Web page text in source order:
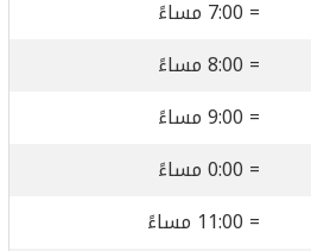
= 7:00 مساءً
= 8:00 مساءً
= 9:00 مساءً
= 0:00 مساءً
= 11:00 مساءً